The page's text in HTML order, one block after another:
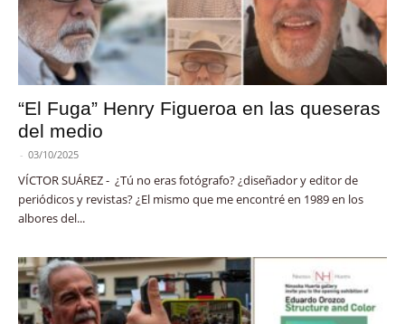
“El Fuga” Henry Figueroa en las queseras
del medio
- 03/10/2025
VÍCTOR SUÁREZ - ¿Tú no eras fotógrafo? ¿diseñador y editor de
periódicos y revistas? ¿El mismo que me encontré en 1989 en los
albores del...